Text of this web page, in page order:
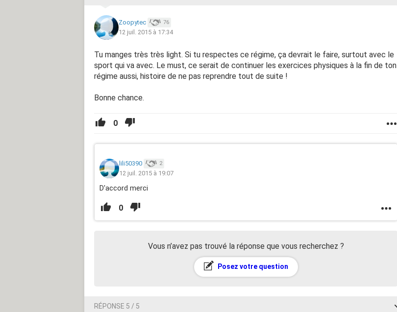
Zoopytec 76
12 juil. 2015 à 17:34
Tu manges très très light. Si tu respectes ce régime, ça devrait le faire, surtout avec le
sport qui va avec. Le must, ce serait de continuer les exercices physiques à la fin de ton
régime aussi, histoire de ne pas reprendre tout de suite !
Bonne chance.
0
lili50390 2
12 juil. 2015 à 19:07
D'accord merci
0
Vous n’avez pas trouvé la réponse que vous recherchez ?
Posez votre question
RÉPONSE 5 / 5